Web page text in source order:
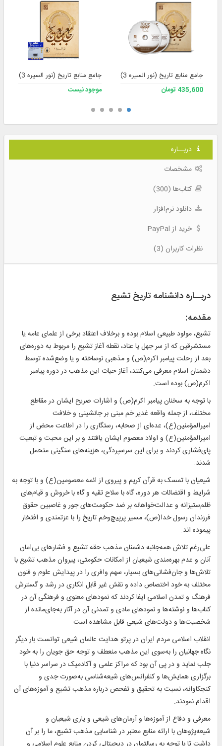
جامع منابع تاریخ (نور السیره 3)
435,600 تومان
جامع منابع تاریخ (نور السیره 3) به همراه فلش
موجود نیست
دربــاره
مشخصات
کتاب‌ها (300)
دانلود نرم‌افزار
خرید از PayPal
نظرات کاربران (3)
دربــاره دانشنامه تاریخ تشیع
مقدمه:
تشیع، مولود طبیعی اسلام بوده و برخلاف اعتقاد برخی از علمای عامه یا
مستشرقین که از سر جهل یا عناد، نقطه آغاز تشیع را مربوط به دوره‌های
بعد از رحلت پیامبر اکرم(ص) و مذهبی نوساخته و یا وضع‌شده توسط
دشمنان اسلام معرفی می‌کنند، آغاز حیات این مذهب در دوره پیامبر
اکرم(ص) بوده است.
با توجه به سخنان پیامبر اکرم(ص) و اشارات صریح ایشان در مقاطع
مختلف، از جمله واقعه غدیر خم مبنی بر جانشینی و خلافت
امیرالمؤمنین(ع)، عده‌ای از صحابه، رستگاری را در اطاعت محض از
امیرالمؤمنین(ع) و اولاد معصوم ایشان یافتند و بر این محبت و تبعیت
پای‌فشاری کردند و برای این سرسپردگی، هزینه‌های سنگینی متحمل
شدند.
شیعیان با تمسک به قرآن کریم و پیروی از ائمه معصومین(ع) و با توجه به
شرایط و اقتضائات هر دوره، گاه با سلاح تقیه و گاه با خروش و قیام‌های
ظلم‌ستیزانه و عدالت‌خواهانه بر ضد حکومت‌های جور و غاصبین حقوق
فرزندان رسول خدا(ص)، مسیر پرپیچ‌وخم تاریخ را با عزتمندی و افتخار
پیموده اند.
علی‌رغم تلاش همه‌جانبه دشمنان مذهب حقه تشیع و فشارهای بی‌امان
آنان و عدم بهره‌مندی شیعیان از امکانات حکومتی، پیروان مذهب تشیع با
تلاش‌ها و جان‌فشانی‌های بسیار، سهم وافری را در پیدایش علوم و فنون
مختلف به خود اختصاص داده و نقش غیر قابل انکاری در رشد و گسترش
فرهنگ و تمدن اسلامی ایفا کردند که نمودهای معنوی و فرهنگی آن در
کتاب‌ها و نوشته‌ها و نمودهای مادی و تمدنی آن در آثار به‌جای‌مانده از
شخصیت‌ها و دولت‌های شیعی قابل مشاهده است.
انقلاب اسلامی مردم ایران در پرتو هدایت عالمان شیعی توانست بار دیگر
نگاه جهانیان را به‌سوی این مذهب منعطف و توجه حق جویان را به خود
جلب نماید و در پی آن بود که مراکز علمی و آکادمیک در سراسر دنیا با
برگزاری همایش‌ها و کنفرانس‌های شیعه‌شناسی به‌صورت جدی و
کنجکاوانه، نسبت به تحقیق و تفحص درباره مذهب تشیع و آموزه‌های آن
اقدام نمودند.
معرفی و دفاع از آموزه‌ها و آرمان‌های شیعی و یاری شیعیان و
شیعه‌پژوهان با ارائه منابع معتبر در شناسایی مذهب تشیع، ما را بر آن